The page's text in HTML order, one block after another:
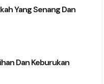
Yang Senang Dan
Dan Keburukan